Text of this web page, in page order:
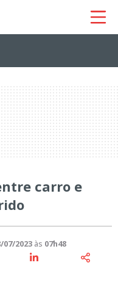
carro e
07/2023às 07h48